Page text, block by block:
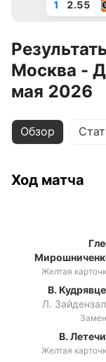
1 2.55
Москва -
мая 2026
Обзор
Ход матча
Желтая
В.
Л.
В.
Желтая